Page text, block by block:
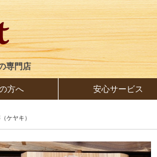
専門店
方へ 安心サービス
ケヤキ）